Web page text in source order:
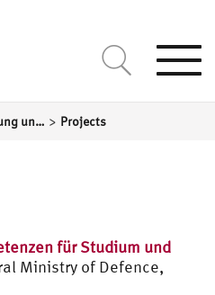
Professur für Weiterbildung und lebenslanges Lernen > Projects
für Studium und
Ministry of Defence,